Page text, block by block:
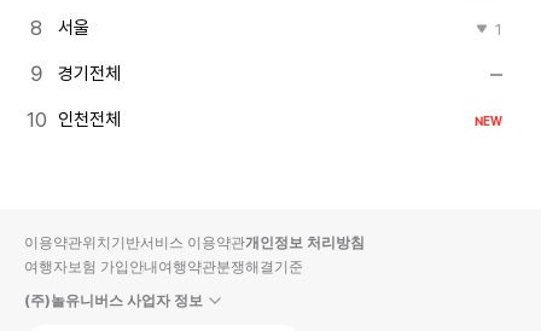
서울 1
경기전체
인천전체 NEW
이용약관위치기반서비스 이용약관개인정보 처리방침
여행자보험 가입안내여행약관분쟁해결기준
(주)놀유니버스 사업자 정보